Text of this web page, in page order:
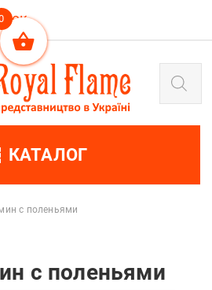
Поиск
товаров
КАТАЛОГ
с поленьями
с поленьями